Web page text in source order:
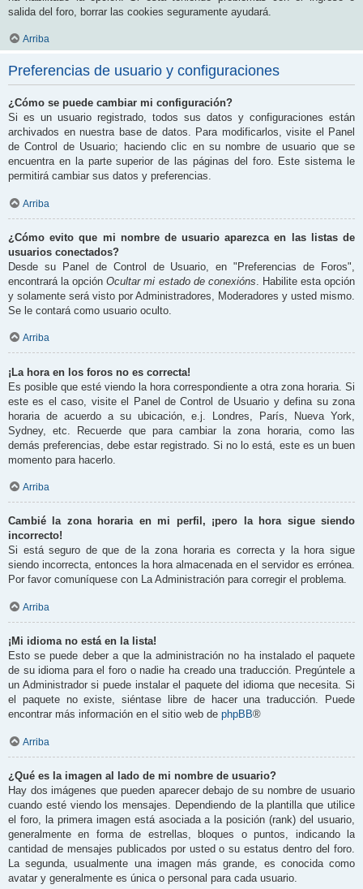
salida del foro, borrar las cookies seguramente ayudará.
Arriba
Preferencias de usuario y configuraciones
¿Cómo se puede cambiar mi configuración?
Si es un usuario registrado, todos sus datos y configuraciones están
archivados en nuestra base de datos. Para modificarlos, visite el Panel
de Control de Usuario; haciendo clic en su nombre de usuario que se
encuentra en la parte superior de las páginas del foro. Este sistema le
permitirá cambiar sus datos y preferencias.
Arriba
¿Cómo evito que mi nombre de usuario aparezca en las listas de
usuarios conectados?
Desde su Panel de Control de Usuario, en "Preferencias de Foros",
encontrará la opciónOcultar mi estado de conexións . Habilite esta opción
y solamente será visto por Administradores, Moderadores y usted mismo.
Se le contará como usuario oculto.
Arriba
¡La hora en los foros no es correcta!
Es posible que esté viendo la hora correspondiente a otra zona horaria. Si
este es el caso, visite el Panel de Control de Usuario y defina su zona
horaria de acuerdo a su ubicación, e.j. Londres, París, Nueva York,
Sydney, etc. Recuerde que para cambiar la zona horaria, como las
demás preferencias, debe estar registrado. Si no lo está, este es un buen
momento para hacerlo.
Arriba
Cambié la zona horaria en mi perfil, ¡pero la hora sigue siendo
incorrecto!
Si está seguro de que de la zona horaria es correcta y la hora sigue
siendo incorrecta, entonces la hora almacenada en el servidor es errónea.
Por favor comuníquese con La Administración para corregir el problema.
Arriba
¡Mi idioma no está en la lista!
Esto se puede deber a que la administración no ha instalado el paquete
de su idioma para el foro o nadie ha creado una traducción. Pregúntele a
un Administrador si puede instalar el paquete del idioma que necesita. Si
el paquete no existe, siéntase libre de hacer una traducción. Puede
encontrar más información en el sitio web de phpBB®
Arriba
¿Qué es la imagen al lado de mi nombre de usuario?
Hay dos imágenes que pueden aparecer debajo de su nombre de usuario
cuando esté viendo los mensajes. Dependiendo de la plantilla que utilice
el foro, la primera imagen está asociada a la posición (rank) del usuario,
generalmente en forma de estrellas, bloques o puntos, indicando la
cantidad de mensajes publicados por usted o su estatus dentro del foro.
La segunda, usualmente una imagen más grande, es conocida como
avatar y generalmente es única o personal para cada usuario.